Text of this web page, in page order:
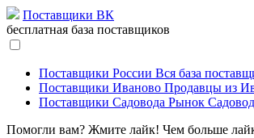
Поставщики ВК
бесплатная база поставщиков
Поставщики России Вся база
Поставщики Иваново Продавцы из
Поставщики Садовода Рынок
Помогли вам? Жмите лайк! Чем больше